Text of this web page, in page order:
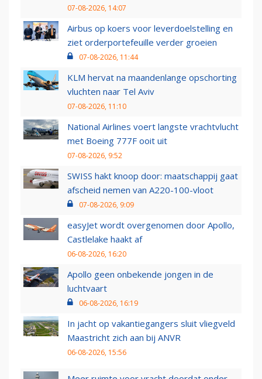
07-08-2026, 14:07
Airbus op koers voor leverdoelstelling en
ziet orderportefeuille verder groeien
07-08-2026, 11:44
KLM hervat na maandenlange opschorting
vluchten naar Tel Aviv
07-08-2026, 11:10
National Airlines voert langste vrachtvlucht
met Boeing 777F ooit uit
07-08-2026, 9:52
SWISS hakt knoop door: maatschappij gaat
afscheid nemen van A220-100-vloot
07-08-2026, 9:09
easyJet wordt overgenomen door Apollo,
Castlelake haakt af
06-08-2026, 16:20
Apollo geen onbekende jongen in de
luchtvaart
06-08-2026, 16:19
In jacht op vakantiegangers sluit vliegveld
Maastricht zich aan bij ANVR
06-08-2026, 15:56